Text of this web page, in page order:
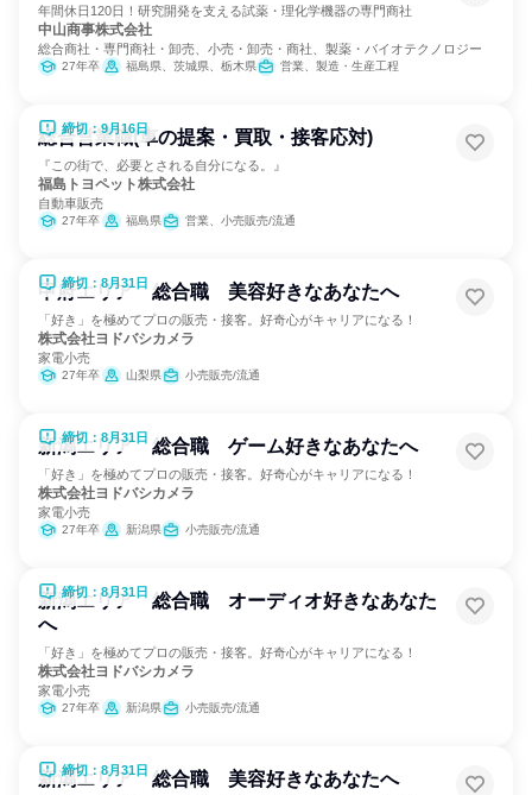
年間休日120日！研究開発を支える試薬・理化学機器の専門商社
中山商事株式会社
総合商社・専門商社・卸売、小売・卸売・商社、製薬・バイオテクノロジー
27年卒 福島県、茨城県、栃木県 営業、製造・生産工程
締切：9月16日
総合営業職(車の提案・買取・接客応対)
『この街で、必要とされる自分になる。』
福島トヨペット株式会社
自動車販売
27年卒 福島県 営業、小売販売/流通
締切：8月31日
甲府エリア 総合職 美容好きなあなたへ
「好き」を極めてプロの販売・接客。好奇心がキャリアになる！
株式会社ヨドバシカメラ
家電小売
27年卒 山梨県 小売販売/流通
締切：8月31日
新潟エリア 総合職 ゲーム好きなあなたへ
「好き」を極めてプロの販売・接客。好奇心がキャリアになる！
株式会社ヨドバシカメラ
家電小売
27年卒 新潟県 小売販売/流通
締切：8月31日
新潟エリア 総合職 オーディオ好きなあなた
へ
「好き」を極めてプロの販売・接客。好奇心がキャリアになる！
株式会社ヨドバシカメラ
家電小売
27年卒 新潟県 小売販売/流通
締切：8月31日
新潟エリア 総合職 美容好きなあなたへ